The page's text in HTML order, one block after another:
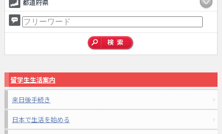
都道府県
留学生生活案内
来日後手続き
日本で生活を始める